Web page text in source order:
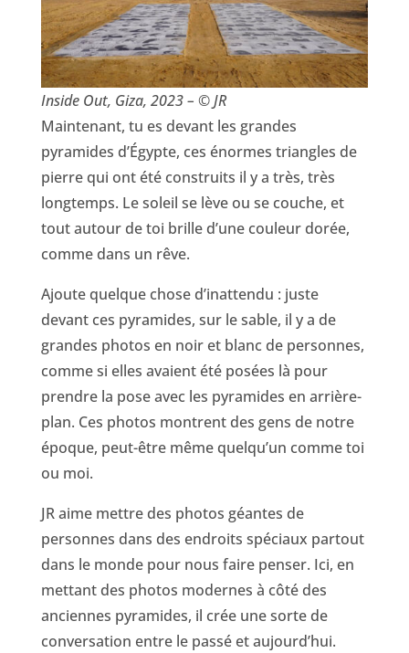
Inside Out, Giza, 2023 – © JR
Maintenant, tu es devant les grandes
pyramides d’Égypte, ces énormes triangles de
pierre qui ont été construits il y a très, très
longtemps. Le soleil se lève ou se couche, et
tout autour de toi brille d’une couleur dorée,
comme dans un rêve.
Ajoute quelque chose d’inattendu : juste
devant ces pyramides, sur le sable, il y a de
grandes photos en noir et blanc de personnes,
comme si elles avaient été posées là pour
prendre la pose avec les pyramides en arrière-
plan. Ces photos montrent des gens de notre
époque, peut-être même quelqu’un comme toi
ou moi.
JR aime mettre des photos géantes de
personnes dans des endroits spéciaux partout
dans le monde pour nous faire penser. Ici, en
mettant des photos modernes à côté des
anciennes pyramides, il crée une sorte de
conversation entre le passé et aujourd’hui.